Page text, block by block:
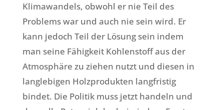
Klimawandels, obwohl er nie Teil des
Problems war und auch nie sein wird. Er
kann jedoch Teil der Lösung sein indem
man seine Fähigkeit Kohlenstoff aus der
Atmosphäre zu ziehen nutzt und diesen in
langlebigen Holzprodukten langfristig
bindet. Die Politik muss jetzt handeln und